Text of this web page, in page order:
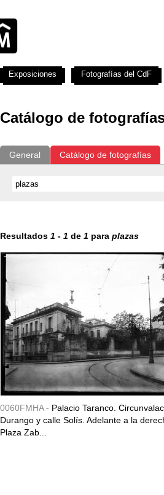
Catálogo de
General Catálogo de fotografías
Resultados 1 - 1 de 1 para plazas
0060FMHA - Palacio Taranco.
Durango y calle Solís. Adelante a la
Plaza Zab...
Exposiciones Fotografías del CdF